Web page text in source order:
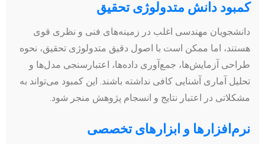
کمبود دانش متدولوژی تحقیق
دانشجویان مهندسی اغلب در زمینه‌های فنی و نظری قوی
هستند، اما ممکن است با اصول دقیق متدولوژی تحقیق، نحوه
طراحی آزمایش‌ها، جمع‌آوری داده‌ها، اعتبارسنجی مدل‌ها و
تحلیل آماری آشنایی کافی نداشته باشند. این کمبود می‌تواند به
مشکلاتی در اعتبار نتایج و انسجام پژوهش منجر شود.
نرم‌افزارها و ابزارهای تخصصی